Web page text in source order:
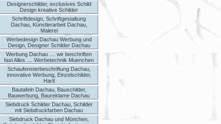
Designerschilder, exclusives Schild
Design kreative Schilder
Schriftdesign, Schriftgestaltung
Dachau, Künstlerarbeit Dachau,
Malerei
Werbedesign Dachau Werbung und
Design, Designer Schilder Dachau
Werbung Dachau .... wir beschriften
fast Alles .... Werbetechnik Muenchen
Schaufensterbeschriftung Dachau,
innovative Werbung, Einzelschilder,
Hartl
Bautafeln Dachau, Bauschilder,
Bauwerbung, Baureklame Dachau
Siebdruck Schilder Dachau, Schilder
mit Siebdruckfarben Dachau
Siebdruck Dachau und München,